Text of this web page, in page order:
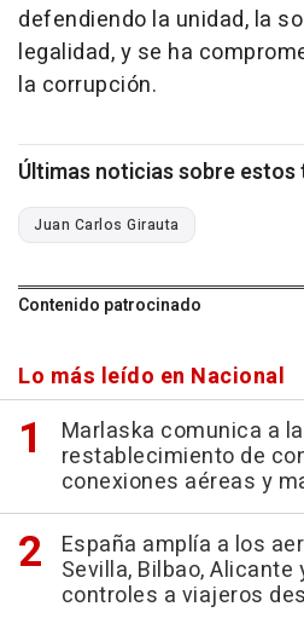
defendiendo la unidad, la
legalidad, y se ha
la corrupción.
Últimas noticias sobre estos
Juan Carlos Girauta
Contenido patrocinado
Lo más leído en Nacional
Marlaska comunica a la
restablecimiento de
conexiones aéreas y
España amplía a los
Sevilla, Bilbao, Alicante
controles a viajeros